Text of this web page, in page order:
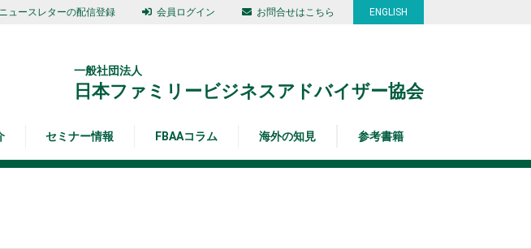
ニュースレターの配信登録 会員ログイン お問合せはこちら ENGLISH
一般社団法人
日本ファミリービジネスアドバイザー協会
セミナー情報 FBAAコラム 海外の知見 参考書籍